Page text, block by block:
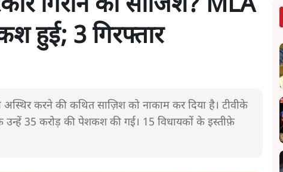
हुई; 3 गिरफ्तार
करने की कथित साज़िश को नाकाम कर दिया है। टीवीके
उन्हें 35 करोड़ की पेशकश की गई। 15 विधायकों के इस्तीफ़े